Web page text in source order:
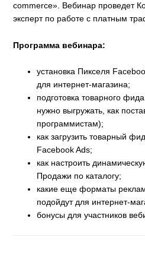
commerce». Вебинар проведет
эксперт по работе с платным
Программа вебинара:
установка Пикселя
для интернет-магазина;
подготовка товарного
нужно выгружать, как
программистам);
как загрузить товарный
Facebook Ads;
как настроить
Продажи по каталогу;
какие еще форматы
подойдут для интернет-
бонусы для участников